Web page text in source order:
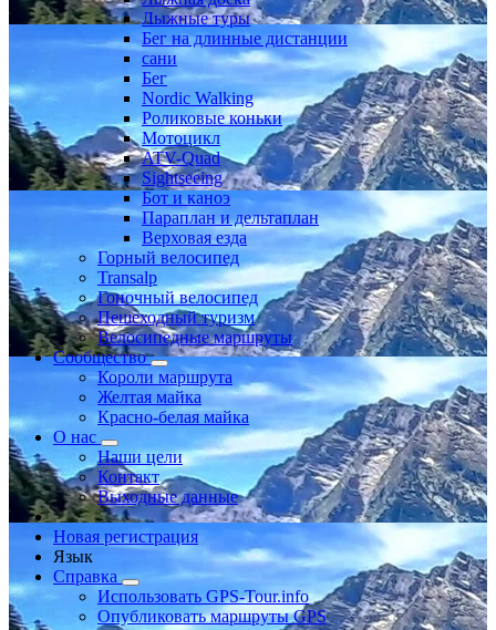
Лыжные туры
Бег на длинные дистанции
сани
Бег
Nordic Walking
Роликовые коньки
Мотоцикл
ATV-Quad
Sightseeing
Бот и каноэ
Параплан и дельтаплан
Верховая езда
Горный велосипед
Transalp
Гоночный велосипед
Пешеходный туризм
Велосипедные маршруты
Сообщество
Короли маршрута
Желтая майка
Красно-белая майка
О нас
Наши цели
Контакт
Выходные данные
Новая регистрация
Язык
Справка
Использовать GPS-Tour.info
Опубликовать маршруты GPS